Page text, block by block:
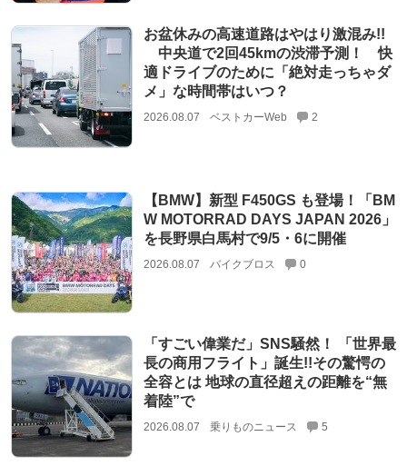
お盆休みの高速道路はやはり激混み!!
中央道で2回45kmの渋滞予測！ 快
適ドライブのために「絶対走っちゃダ
メ」な時間帯はいつ？
2026.08.07 ベストカーWeb 2
【BMW】新型 F450GS も登場！「BM
W MOTORRAD DAYS JAPAN 2026」
を長野県白馬村で9/5・6に開催
2026.08.07 バイクブロス 0
「すごい偉業だ」SNS騒然！ 「世界最
長の商用フライト」誕生!!その驚愕の
全容とは 地球の直径超えの距離を“無
着陸”で
2026.08.07 乗りものニュース 5